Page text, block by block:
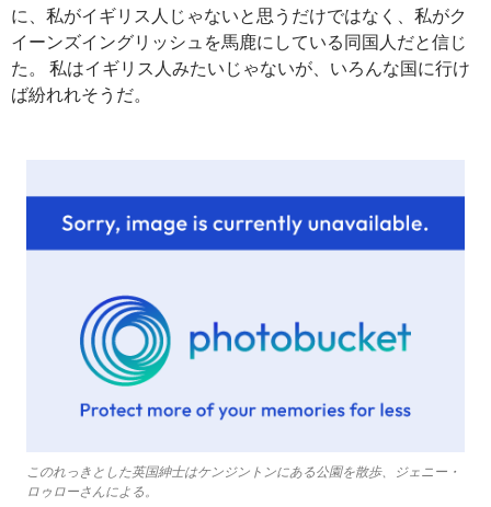
に、私がイギリス人じゃないと思うだけではなく、私がク
イーンズイングリッシュを馬鹿にしている同国人だと信じ
た。 私はイギリス人みたいじゃないが、いろんな国に行け
ば紛れれそうだ。
このれっきとした英国紳士はケンジントンにある公園を散歩、ジェニー・
ロゥローさんによる。